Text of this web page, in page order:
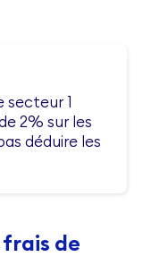
secteur 1
2% sur les
déduire les
de